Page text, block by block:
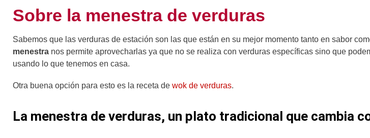
Sobre la menestra de verduras
Sabemos que las verduras de estación son las que están en su mejor momento tanto en sabor
menestra nos permite aprovecharlas ya que no se realiza con verduras específicas sino que
usando lo que tenemos en casa.
Otra buena opción para esto es la receta de wok de verduras.
La menestra de verduras, un plato tradicional que cambia